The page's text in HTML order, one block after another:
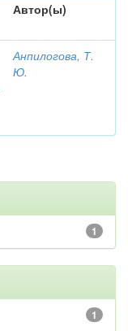
Автор(ы)
Анпилогова, Т.
Ю.
1
1